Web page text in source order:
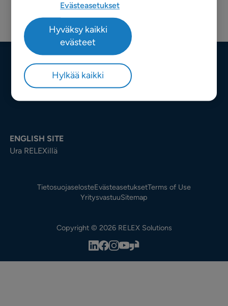
ENGLISH SITE
Ura RELEXillä
TietosuojaselosteEvästeasetuksetTerms of Use
YritysvastuuSitemap
Copyright © 2026 RELEX Solutions
Evästeasetukset
Hylkää kaikki
Hyväksy kaikki
evästeet